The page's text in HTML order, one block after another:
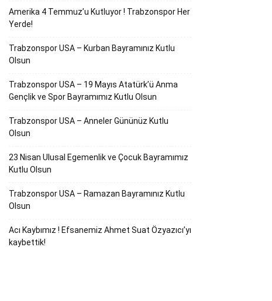
Amerika 4 Temmuz’u Kutluyor ! Trabzonspor Her
Yerde!
Trabzonspor USA – Kurban Bayramınız Kutlu
Olsun
Trabzonspor USA – 19 Mayıs Atatürk’ü Anma
Gençlik ve Spor Bayramımız Kutlu Olsun
Trabzonspor USA – Anneler Gününüz Kutlu
Olsun
23 Nisan Ulusal Egemenlik ve Çocuk Bayramımız
Kutlu Olsun
Trabzonspor USA – Ramazan Bayramınız Kutlu
Olsun
Acı Kaybımız ! Efsanemiz Ahmet Suat Özyazıcı’yı
kaybettik!